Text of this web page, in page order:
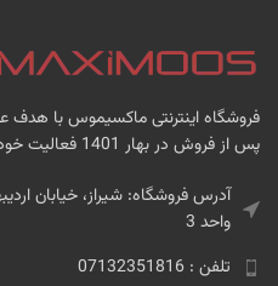
فروشگاه اینترنتی ماکسیموس با
پس از فروش در بهار 1401 فعالیت خود را آغاز کرد.
واحد 3
تلفن : 07132351816